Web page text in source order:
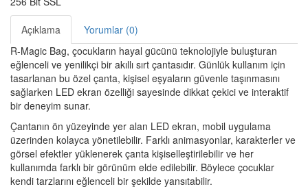
Açıklama
Yorumlar (0)
R-Magic Bag, çocukların hayal gücünü teknolojiyle buluşturan
eğlenceli ve yenilikçi bir akıllı sırt çantasıdır. Günlük kullanım için
tasarlanan bu özel çanta, kişisel eşyaların güvenle taşınmasını
sağlarken LED ekran özelliği sayesinde dikkat çekici ve interaktif
bir deneyim sunar.
Çantanın ön yüzeyinde yer alan LED ekran, mobil uygulama
üzerinden kolayca yönetilebilir. Farklı animasyonlar, karakterler ve
görsel efektler yüklenerek çanta kişiselleştirilebilir ve her
kullanımda farklı bir görünüm elde edilebilir. Böylece çocuklar
kendi tarzlarını eğlenceli bir şekilde yansıtabilir.